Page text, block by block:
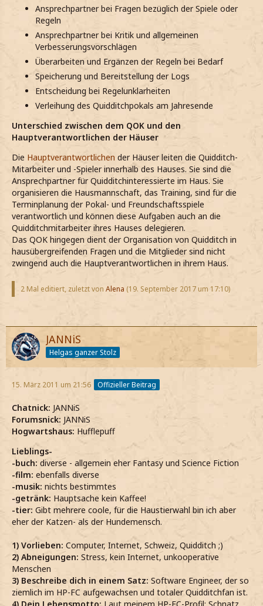
Ansprechpartner bei Fragen bezüglich der Spiele oder
Regeln
Ansprechpartner bei Kritik und allgemeinen
Verbesserungsvorschlägen
Überarbeiten und Ergänzen der Regeln bei Bedarf
Speicherung und Bereitstellung der Logs
Entscheidung bei Regelunklarheiten
Verleihung des Quidditchpokals am Jahresende
Unterschied zwischen dem QOK und den
Hauptverantwortlichen der Häuser
Die Hauptverantwortlichen der Häuser leiten die Quidditch-
Mitarbeiter und -Spieler innerhalb des Hauses. Sie sind die
Ansprechpartner für Quidditchinteressierte im Haus. Sie
organisieren die Hausmannschaft, das Training, sind für die
Terminplanung der Pokal- und Freundschaftsspiele
verantwortlich und können diese Aufgaben auch an die
Quidditchmitarbeiter ihres Hauses delegieren.
Das QOK hingegen dient der Organisation von Quidditch in
hausübergreifenden Fragen und die Mitglieder sind nicht
zwingend auch die Hauptverantwortlichen in ihrem Haus.
2 Mal editiert, zuletzt von Alena (19. September 2017 um 17:10)
JANNiS
Helgas ganzer Stolz
15. März 2011 um 21:56 Offizieller Beitrag
Chatnick: JANNiS
Forumsnick: JANNiS
Hogwartshaus: Hufflepuff
Lieblings-
-buch: diverse - allgemein eher Fantasy und Science Fiction
-film: ebenfalls diverse
-musik: nichts bestimmtes
-getränk: Hauptsache kein Kaffee!
-tier: Gibt mehrere coole, für die Haustierwahl bin ich aber
eher der Katzen- als der Hundemensch.
1) Vorlieben: Computer, Internet, Schweiz, Quidditch ;)
2) Abneigungen: Stress, kein Internet, unkooperative
Menschen
3) Beschreibe dich in einem Satz: Software Engineer, der so
ziemlich im HP-FC aufgewachsen und totaler Quidditchfan ist.